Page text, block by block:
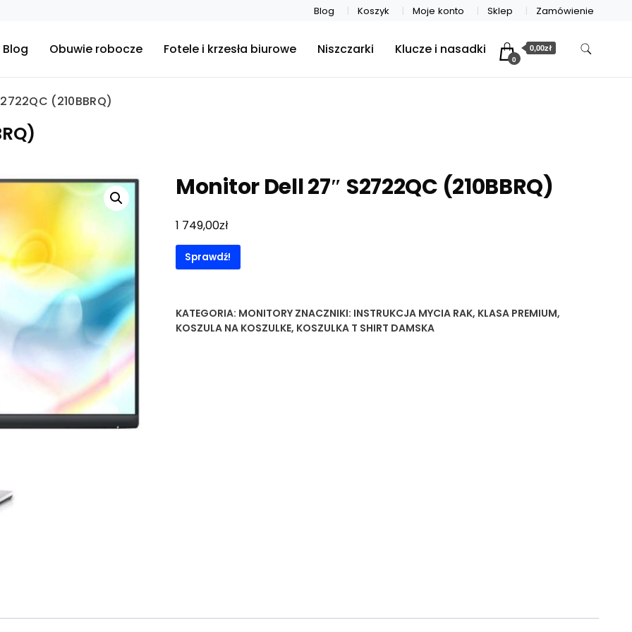
Blog Koszyk Moje konto Sklep Zamówienie
Blog Obuwie robocze Fotele i krzesła biurowe Niszczarki Klucze i nasadki
0
0,00zł
(210BBRQ)
Monitor Dell 27″ S2722QC (210BBRQ)
1 749,00zł
Sprawdź!
KATEGORIA: MONITORY ZNACZNIKI: INSTRUKCJA MYCIA RAK, KLASA PREMIUM,
KOSZULA NA KOSZULKE, KOSZULKA T SHIRT DAMSKA